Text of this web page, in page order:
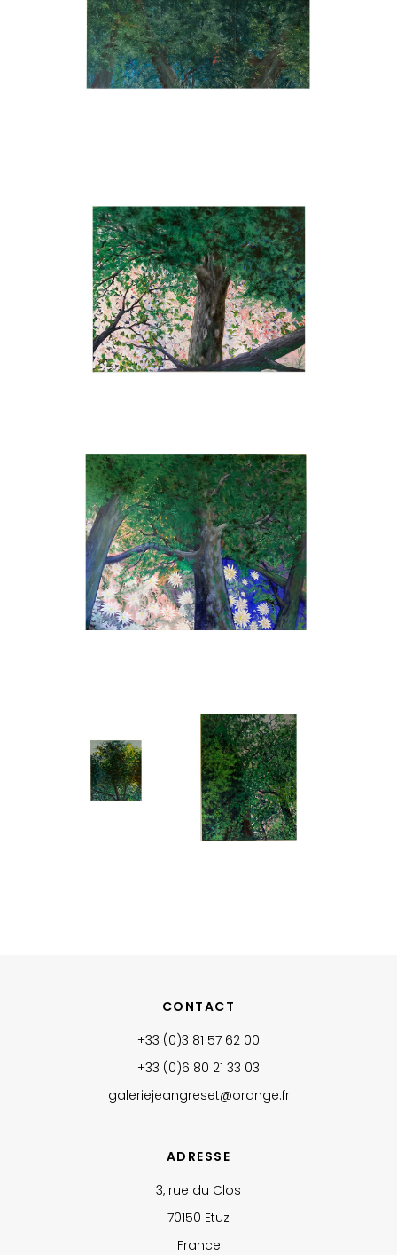
CONTACT
+33 (0)3 81 57 62 00
+33 (0)6 80 21 33 03‬
galeriejeangreset@orange.fr
ADRESSE
3, rue du Clos
70150 Etuz
France